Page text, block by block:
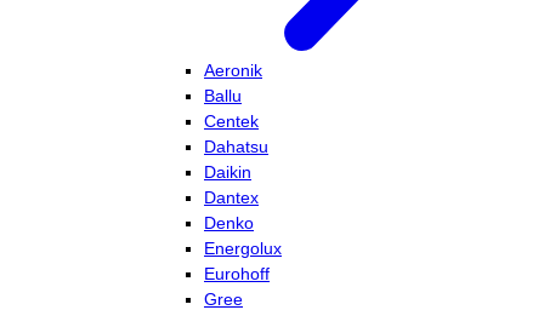
Aeronik
Ballu
Centek
Dahatsu
Daikin
Dantex
Denko
Energolux
Eurohoff
Gree